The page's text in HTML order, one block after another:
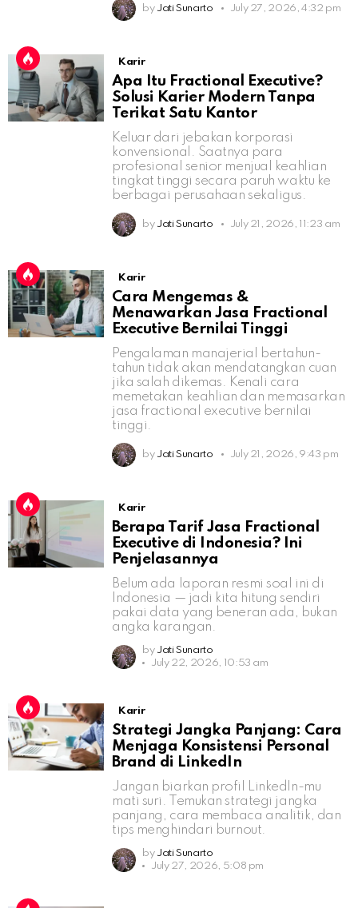
by Jati Sunarto July 27, 2026, 4:32 pm
Karir
Apa Itu Fractional Executive?
Solusi Karier Modern Tanpa
Terikat Satu Kantor
Keluar dari jebakan korporasi
konvensional. Saatnya para
profesional senior menjual keahlian
tingkat tinggi secara paruh waktu ke
berbagai perusahaan sekaligus.
by Jati Sunarto July 21, 2026, 11:23 am
Karir
Cara Mengemas &
Menawarkan Jasa Fractional
Executive Bernilai Tinggi
Pengalaman manajerial bertahun-
tahun tidak akan mendatangkan cuan
jika salah dikemas. Kenali cara
memetakan keahlian dan memasarkan
jasa fractional executive bernilai
tinggi.
by Jati Sunarto July 21, 2026, 9:43 pm
Karir
Berapa Tarif Jasa Fractional
Executive di Indonesia? Ini
Penjelasannya
Belum ada laporan resmi soal ini di
Indonesia — jadi kita hitung sendiri
pakai data yang beneran ada, bukan
angka karangan.
by Jati Sunarto
July 22, 2026, 10:53 am
Karir
Strategi Jangka Panjang: Cara
Menjaga Konsistensi Personal
Brand di LinkedIn
Jangan biarkan profil LinkedIn-mu
mati suri. Temukan strategi jangka
panjang, cara membaca analitik, dan
tips menghindari burnout.
by Jati Sunarto
July 27, 2026, 5:08 pm